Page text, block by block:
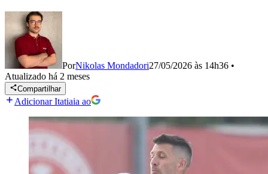
PorNikolas Mondadori27/05/2026 às 14h36 •
Atualizado há 2 meses
Compartilhar
Adicionar Itatiaia ao